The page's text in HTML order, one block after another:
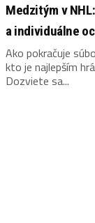
Medzitým v
a individuálne
Ako pokračuje
kto je najlepším
Dozviete sa...